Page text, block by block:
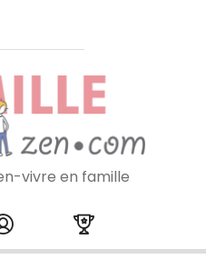
newsletter
vivre en famille